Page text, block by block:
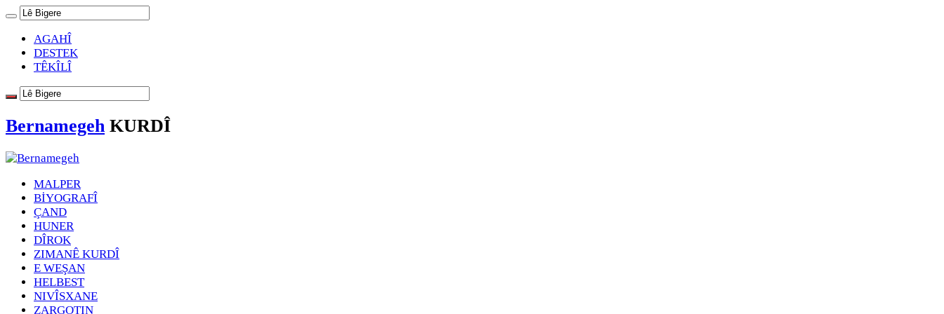
AGAHÎ
DESTEK
TÊKÎLÎ
Bernamegeh KURDÎ
MALPER
BİYOGRAFÎ
ÇAND
HUNER
DÎROK
ZIMANÊ KURDÎ
E WEŞAN
HELBEST
NIVÎSXANE
ZARGOTIN